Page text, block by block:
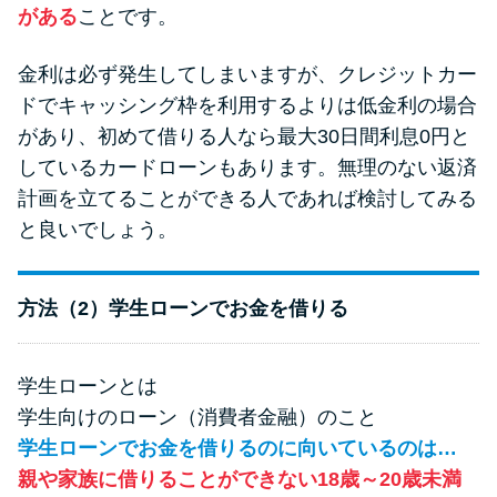
があることです。
金利は必ず発生してしまいますが、クレジットカー
ドでキャッシング枠を利用するよりは低金利の場合
があり、初めて借りる人なら最大30日間利息0円と
しているカードローンもあります。無理のない返済
計画を立てることができる人であれば検討してみる
と良いでしょう。
方法（2）学生ローンでお金を借りる
学生ローンとは
学生向けのローン（消費者金融）のこと
学生ローンでお金を借りるのに向いているのは…
親や家族に借りることができない18歳～20歳未満